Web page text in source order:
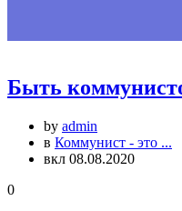
Быть
by admin
в Коммунист - это ...
вкл 08.08.2020
0